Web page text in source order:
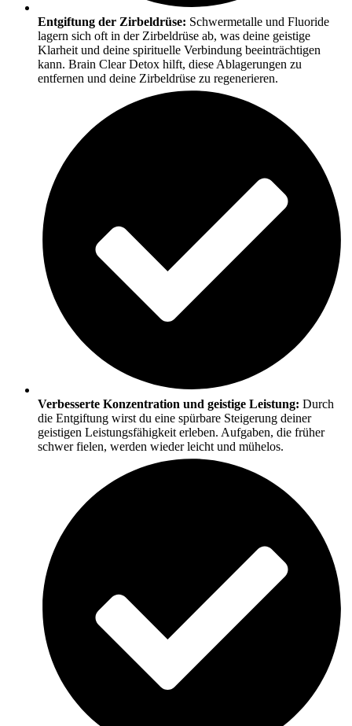
Entgiftung der Zirbeldrüse: Schwermetalle und Fluoride
lagern sich oft in der Zirbeldrüse ab, was deine geistige
Klarheit und deine spirituelle Verbindung beeinträchtigen
kann. Brain Clear Detox hilft, diese Ablagerungen zu
entfernen und deine Zirbeldrüse zu regenerieren.
Verbesserte Konzentration und geistige Leistung: Durch
die Entgiftung wirst du eine spürbare Steigerung deiner
geistigen Leistungsfähigkeit erleben. Aufgaben, die früher
schwer fielen, werden wieder leicht und mühelos.